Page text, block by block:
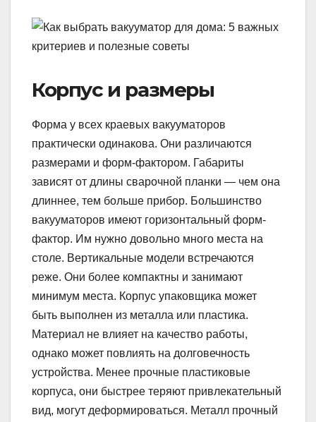
Корпус и размеры
Форма у всех краевых вакууматоров
практически одинакова. Они различаются
размерами и форм-фактором. Габариты
зависят от длины сварочной планки — чем она
длиннее, тем больше прибор. Большинство
вакууматоров имеют горизонтальный форм-
фактор. Им нужно довольно много места на
столе. Вертикальные модели встречаются
реже. Они более компактны и занимают
минимум места. Корпус упаковщика может
быть выполнен из металла или пластика.
Материал не влияет на качество работы,
однако может повлиять на долговечность
устройства. Менее прочные пластиковые
корпуса, они быстрее теряют привлекательный
вид, могут деформироваться. Металл прочный